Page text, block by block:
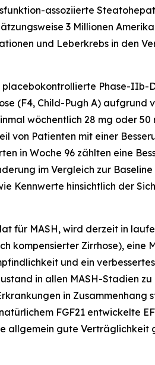
assoziierte
3 Millionen
und Leberkrebs in den
placebokontrollierte Phase-
(F4, Child-Pugh A)
wöchentlich 28 mg oder
von Patienten mit einer
in Woche 96 zählten eine
im Vergleich zur
Kennwerte hinsichtlich der
für MASH, wird derzeit in
kompensierter Zirrhose),
und ein
in allen MASH-Stadien
in
FGF21 entwickelte
allgemein gute Verträglichkeit